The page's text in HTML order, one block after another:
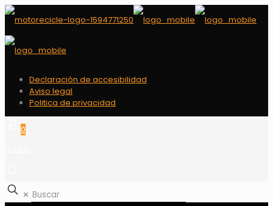
Declaración de accesibilidad
Aviso legal
Politica de privacidad
0
✕